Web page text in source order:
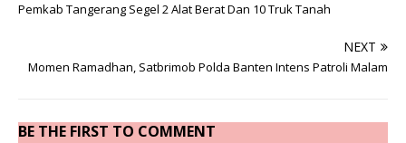
Pemkab Tangerang Segel 2 Alat Berat Dan 10 Truk Tanah
NEXT
Momen Ramadhan, Satbrimob Polda Banten Intens Patroli Malam
BE THE FIRST TO COMMENT